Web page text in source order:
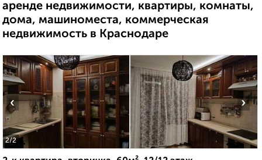
аренде недвижимости, квартиры, комнаты,
дома, машиноместа, коммерческая
недвижимость в Краснодаре
2/2
‹ ›